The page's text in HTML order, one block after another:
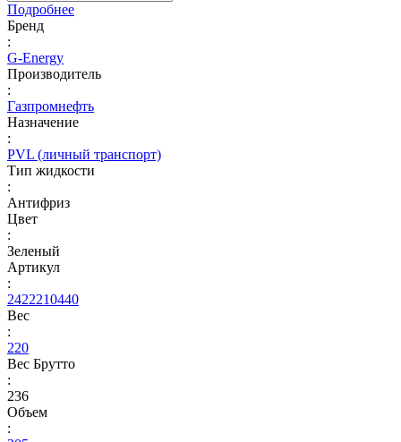
Подробнее
Бренд
:
G-Energy
Производитель
:
Газпромнефть
Назначение
:
PVL (личный транспорт)
Тип жидкости
:
Антифриз
Цвет
:
Зеленый
Артикул
:
2422210440
Вес
:
220
Вес Брутто
:
236
Объем
: